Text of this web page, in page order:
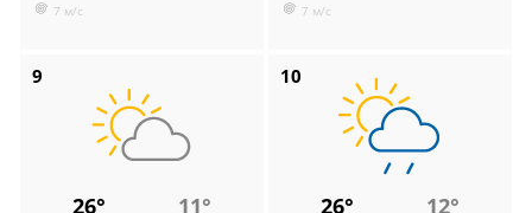
7 м/с
7 м/с
9
26° 11°
10
26° 12°